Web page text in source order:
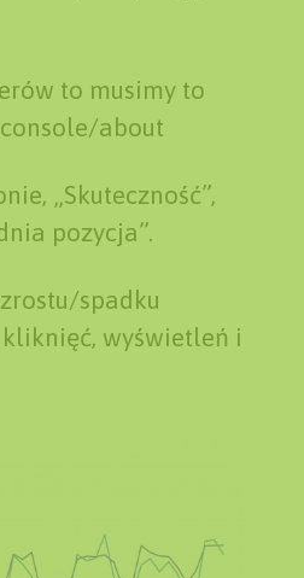
to musimy to
about
„Skuteczność”,
pozycja”.
spadku
wyświetleń i